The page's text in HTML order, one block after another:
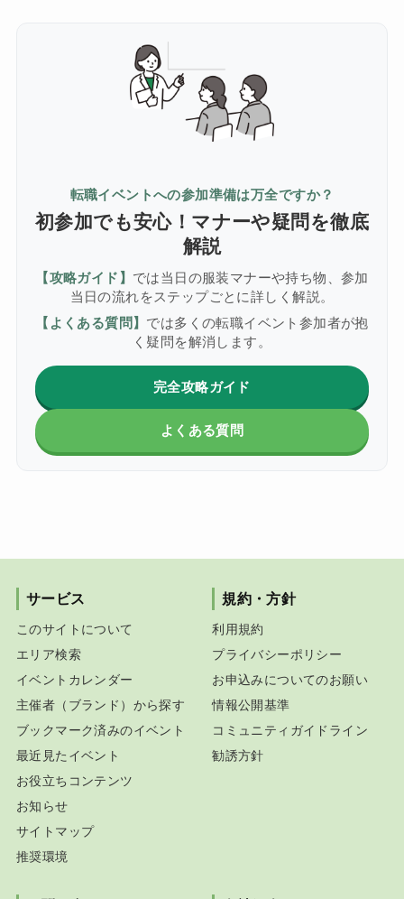
転職イベントへの参加準備は万全ですか？
初参加でも安心！マナーや疑問を徹底
解説
【攻略ガイド】 では当日の服装マナーや持ち物、参加
当日の流れをステップごとに詳しく解説。
【よくある質問】 では多くの転職イベント参加者が抱
く疑問を解消します。
完全攻略ガイド
よくある質問
サービス
このサイトについて
エリア検索
イベントカレンダー
主催者（ブランド）から探す
ブックマーク済みのイベント
最近見たイベント
お役立ちコンテンツ
お知らせ
サイトマップ
推奨環境
規約・方針
利用規約
プライバシーポリシー
お申込みについてのお願い
情報公開基準
コミュニティガイドライン
勧誘方針